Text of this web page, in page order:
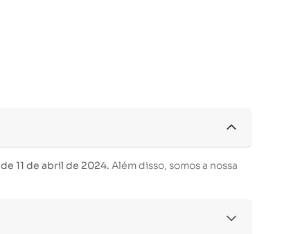
11 de abril de 2024. Além disso, somos a nossa